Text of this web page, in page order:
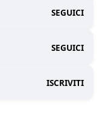
SEGUICI
SEGUICI
ISCRIVITI